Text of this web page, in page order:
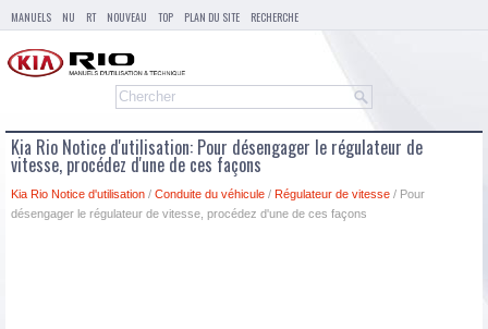
MANUELS NU RT NOUVEAU TOP PLAN DU SITE RECHERCHE
Kia Rio Notice d'utilisation: Pour désengager le régulateur de
vitesse, procédez d'une de ces façons
Kia Rio Notice d'utilisation / Conduite du véhicule / Régulateur de vitesse / Pour
désengager le régulateur de vitesse, procédez d'une de ces façons